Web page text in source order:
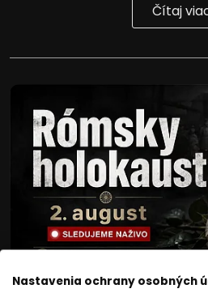
Čítaj
Nastavenia ochrany osobných